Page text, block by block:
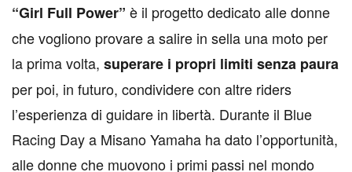
“Girl Full Power” è il progetto dedicato alle donne
che vogliono provare a salire in sella una moto per
la prima volta, superare i propri limiti senza paura
per poi, in futuro, condividere con altre riders
l’esperienza di guidare in libertà. Durante il Blue
Racing Day a Misano Yamaha ha dato l’opportunità,
alle donne che muovono i primi passi nel mondo